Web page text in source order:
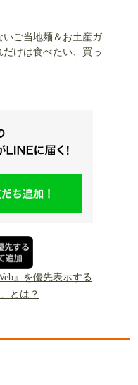
いご当地麺＆お土産ガ
けは食べたい、買っ
』を優先表示する
とは？